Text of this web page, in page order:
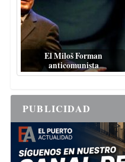
El Miloš Forman
anticomunista
PUBLICIDAD